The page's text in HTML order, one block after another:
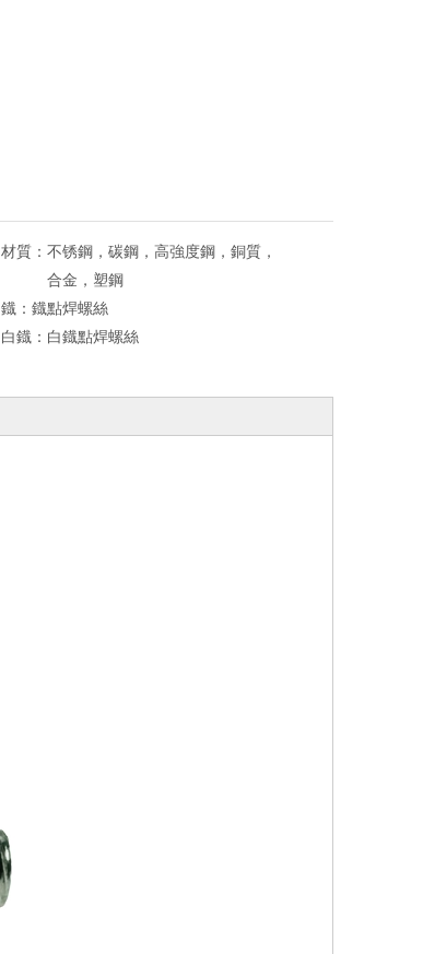
材質： 不锈鋼，碳鋼，高強度鋼，銅質，
合金，塑鋼
鐡： 鐡點焊螺絲
白鐡： 白鐡點焊螺絲